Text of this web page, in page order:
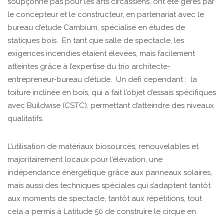
le concepteur et le constructeur, en partenariat avec le
bureau d’étude Cambium, spécialisé en études de
statiques bois. En tant que salle de spectacle, les
exigences incendies étaient élevées, mais facilement
atteintes grâce à l’expertise du trio architecte-
entrepreneur-bureau d’étude. Un défi cependant : la
toiture inclinée en bois, qui a fait l’objet d’essais spécifiques
avec Buildwise (CSTC), permettant d’atteindre des niveaux
qualitatifs.
L’utilisation de matériaux biosourcés, renouvelables et
majoritairement locaux pour l’élévation, une
indépendance énergétique grâce aux panneaux solaires,
mais aussi des techniques spéciales qui s’adaptent tantôt
aux moments de spectacle, tantôt aux répétitions, tout
cela a permis à Latitude 50 de construire le cirque en